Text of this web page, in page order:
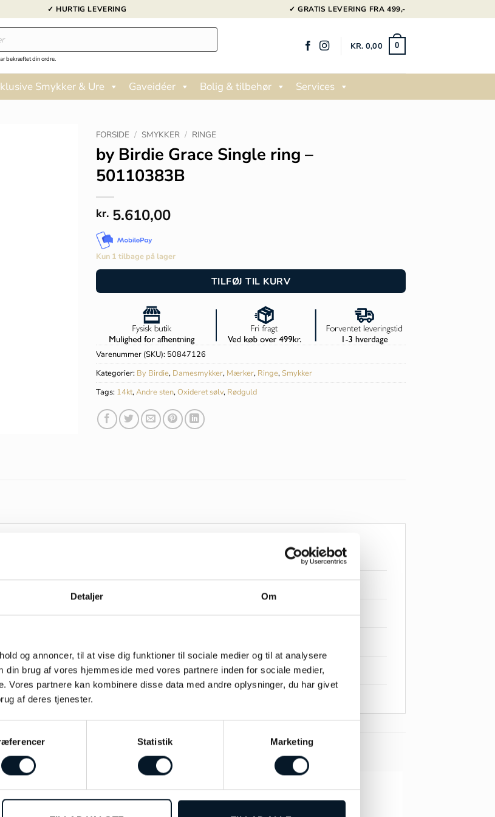
Detaljer Om
og annoncer, til at vise dig funktioner til sociale medier og til at analysere
brug af vores hjemmeside med vores partnere inden for sociale medier,
Vores partnere kan kombinere disse data med andre oplysninger, du har givet
af deres tjenester.
Statistik Marketing
✓ HURTIG LEVERING ✓ GRATIS LEVERING FRA 499,-
bekræftet din ordre.
KR. 0,00 0
Smykker & Ure Gaveidéer Bolig & tilbehør Services
FORSIDE / SMYKKER / RINGE
by Birdie Grace Single ring –
50110383B
kr. 5.610,00
Kun 1 tilbage på lager
TILFØJ TIL KURV
Varenummer (SKU): 50847126
Kategorier: By Birdie, Damesmykker, Mærker, Ringe, Smykker
Tags: 14kt,Andre sten,Oxideret sølv, Rødguld
Sølv / 14kt
54
-31%